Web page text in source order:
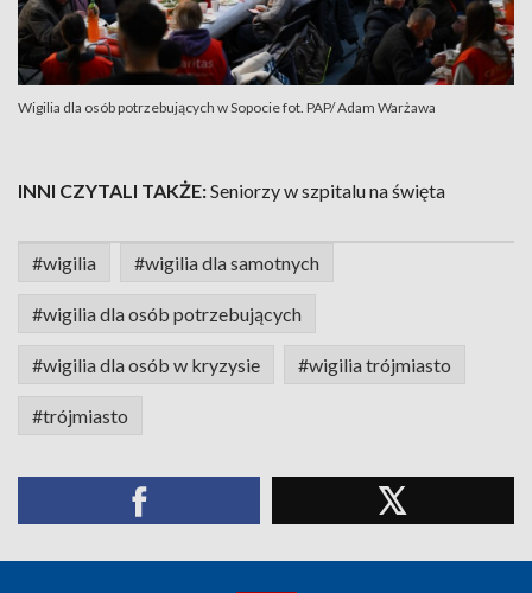
Wigilia dla osób potrzebujących w Sopocie fot. PAP/ Adam Warżawa
INNI CZYTALI TAKŻE:Seniorzy w szpitalu na święta
#wigilia #wigilia dla samotnych
#wigilia dla osób potrzebujących
#wigilia dla osób w kryzysie #wigilia trójmiasto
#trójmiasto